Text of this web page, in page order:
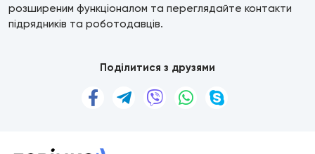
розширеним функціоналом та переглядайте контакти
підрядників та роботодавців.
Поділитися з друзями